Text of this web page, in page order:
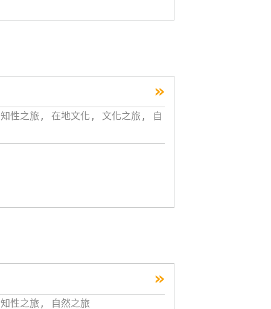
»
知性之旅, 在地文化, 文化之旅, 自
»
知性之旅, 自然之旅